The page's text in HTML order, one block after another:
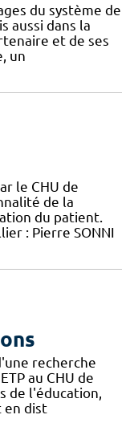
du système de
aussi dans la
et de ses
un
le CHU de
de la
du patient.
: Pierre SONNI
recherche
au CHU de
de l'éducation,
en dist